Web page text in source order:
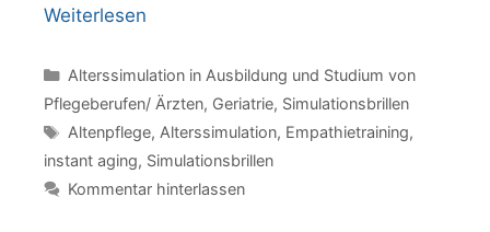
Weiterlesen
Kategorien
Alterssimulation in Ausbildung und Studium von
Pflegeberufen/ Ärzten, Geriatrie, Simulationsbrillen
Schlagwörter
Altenpflege, Alterssimulation, Empathietraining,
instant aging, Simulationsbrillen
Kommentar hinterlassen